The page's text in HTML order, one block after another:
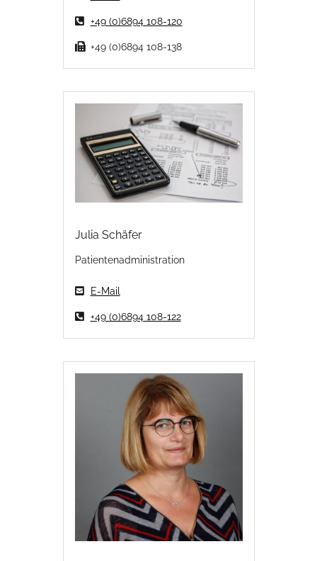
+49 (0)6894 108-120
+49 (0)6894 108-138
Julia Schäfer
Patientenadministration
E-Mail
+49 (0)6894 108-122